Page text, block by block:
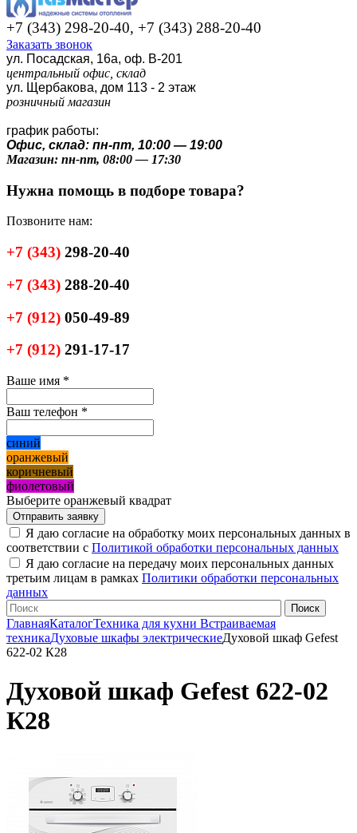
+7 (343) 298-20-40, +7 (343) 288-20-40
Заказать звонок
ул. Посадская, 16а, оф. В-201
центральный офис, склад
ул. Щербакова, дом 113 - 2 этаж
розничный магазин
график работы:
Офис, склад: пн-пт, 10:00 — 19:00
Магазин: пн-пт, 08:00 — 17:30
Нужна помощь в подборе товара?
Позвоните нам:
+7 (343) 298-20-40
+7 (343) 288-20-40
+7 (912) 050-49-89
+7 (912) 291-17-17
Ваше имя *
Ваш телефон *
синий
оранжевый
коричневый
фиолетовый
Выберите оранжевый квадрат
Я даю согласие на обработку моих персональных данных в
соответствии с Политикой обработки персональных данных
Я даю согласие на передачу моих персональных данных
третьим лицам в рамках Политики обработки персональных
данных
ГлавнаяКаталогТехника для кухни Встраиваемая
техникаДуховые шкафы электрическиеДуховой шкаф Gefest
622-02 К28
Духовой шкаф Gefest 622-02
К28